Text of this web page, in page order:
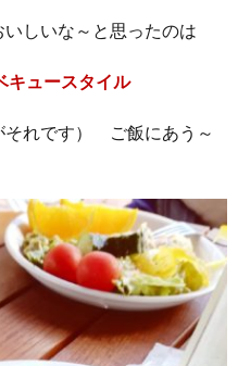
しいな～と思ったのは
キュースタイル
それです） ご飯にあう～